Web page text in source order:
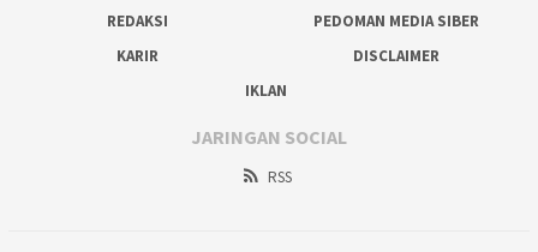
REDAKSI
PEDOMAN MEDIA SIBER
KARIR
DISCLAIMER
IKLAN
JARINGAN SOCIAL
RSS